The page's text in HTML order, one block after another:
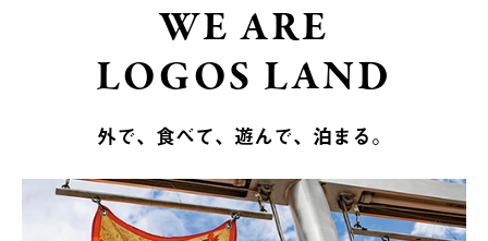
WE ARE
LOGOS LAND
外で、食べて、遊んで、泊まる。